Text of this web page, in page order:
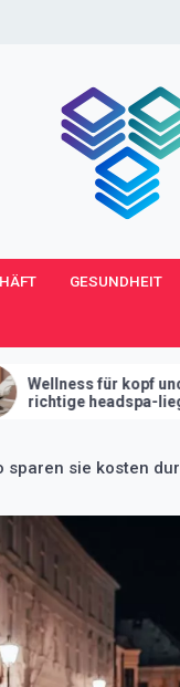
GESUNDHEIT
und haar – warum die
liege den unterschied
sparen sie kosten